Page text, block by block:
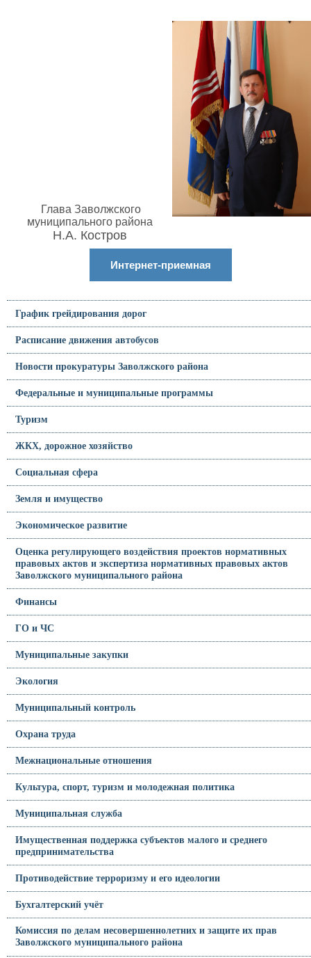
Глава Заволжского
муниципального района
Н.А. Костров
Интернет-приемная
График грейдирования дорог
Расписание движения автобусов
Новости прокуратуры Заволжского района
Федеральные и муниципальные программы
Туризм
ЖКХ, дорожное хозяйство
Социальная сфера
Земля и имущество
Экономическое развитие
Оценка регулирующего воздействия проектов нормативных
правовых актов и экспертиза нормативных правовых актов
Заволжского муниципального района
Финансы
ГО и ЧС
Муниципальные закупки
Экология
Муниципальный контроль
Охрана труда
Межнациональные отношения
Культура, спорт, туризм и молодежная политика
Муниципальная служба
Имущественная поддержка субъектов малого и среднего
предпринимательства
Противодействие терроризму и его идеологии
Бухгалтерский учёт
Комиссия по делам несовершеннолетних и защите их прав
Заволжского муниципального района